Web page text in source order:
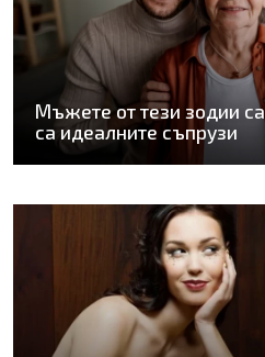
Мъжете от тези зодии
са идеалните съпрузи